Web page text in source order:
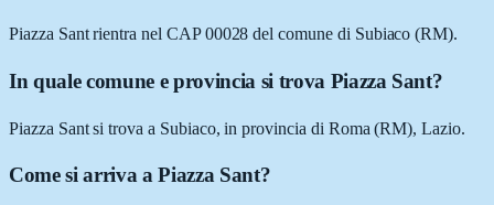
Piazza Sant rientra nel CAP 00028 del comune di Subiaco (RM).
In quale comune e provincia si trova Piazza Sant?
Piazza Sant si trova a Subiaco, in provincia di Roma (RM), Lazio.
Come si arriva a Piazza Sant?